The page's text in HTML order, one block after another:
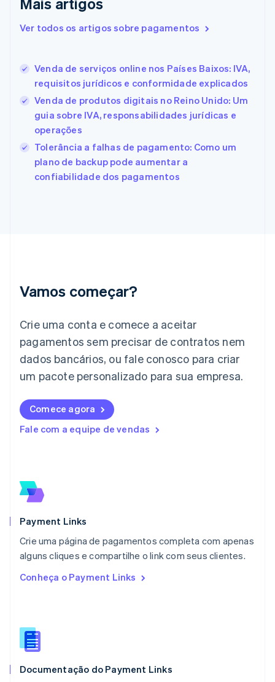
Ver todos os artigos sobre pagamentos
Venda de serviços online nos Países Baixos: IVA,
requisitos jurídicos e conformidade explicados
Venda de produtos digitais no Reino Unido: Um
guia sobre IVA, responsabilidades jurídicas e
operações
Tolerância a falhas de pagamento: Como um
plano de backup pode aumentar a
confiabilidade dos pagamentos
Vamos começar?
Crie uma conta e comece a aceitar
pagamentos sem precisar de contratos nem
dados bancários, ou fale conosco para criar
um pacote personalizado para sua empresa.
Comece agora
Fale com a equipe de vendas
Payment Links
Crie uma página de pagamentos completa com apenas
alguns cliques e compartilhe o link com seus clientes.
Conheça o Payment Links
Documentação do Payment Links
English
EnglishItaliano
Estados Unidos
EnglishEspañol简体中文
Estônia
English
Finlândia
EnglishSvenska
França
Gibraltar
English
Itália
Japão
Letônia
English
Liechtenstein
Deutsch English
English
Luxemburgo
FrançaisDeutschEnglish
México
Español
Noruega
Nova Zelândia
English
NederlandsEnglish
Português
RAE de Hong Kong, China
Reino Unido